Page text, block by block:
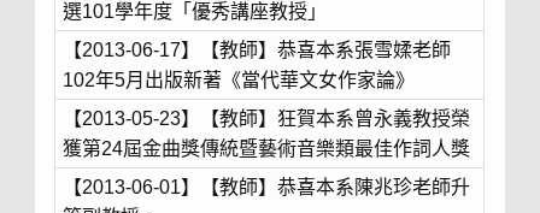
選101學年度「優秀講座教授」
【2013-06-17】【教師】恭喜本系張雪媃老師
102年5月出版新著《當代華文女作家論》
【2013-05-23】【教師】狂賀本系曾永義教授榮
獲第24屆金曲獎傳統暨藝術音樂類最佳作詞人獎
【2013-06-01】【教師】恭喜本系陳兆珍老師升